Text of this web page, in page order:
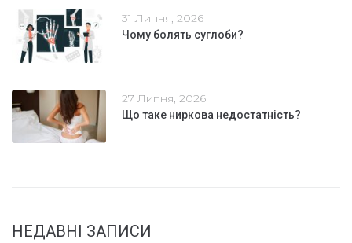
31 Липня, 2026
Чому болять суглоби?
27 Липня, 2026
Що таке ниркова недостатність?
НЕДАВНІ ЗАПИСИ